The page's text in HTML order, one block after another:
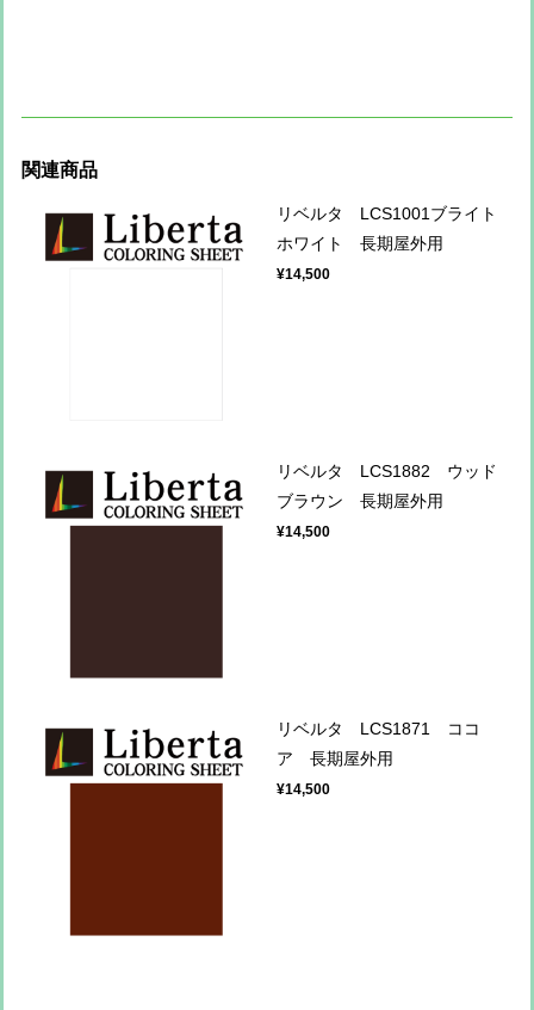
関連商品
リベルタ LCS1001ブライト
ホワイト 長期屋外用
¥14,500
リベルタ LCS1882 ウッド
ブラウン 長期屋外用
¥14,500
リベルタ LCS1871 ココ
ア 長期屋外用
¥14,500